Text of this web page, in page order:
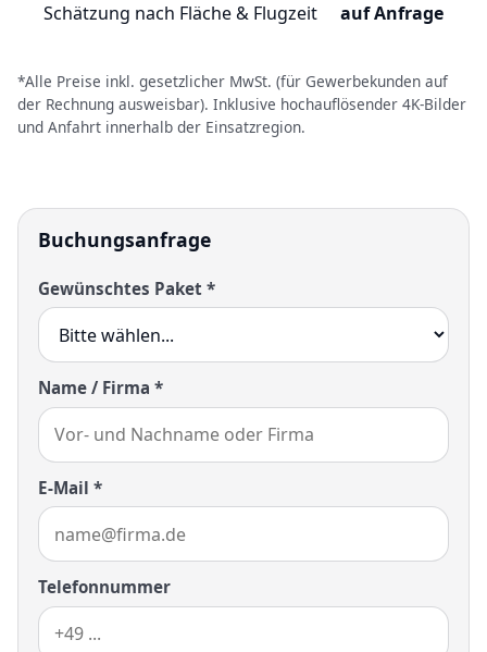
Schätzung nach Fläche & Flugzeit auf Anfrage
*Alle Preise inkl. gesetzlicher MwSt. (für Gewerbekunden auf
der Rechnung ausweisbar). Inklusive hochauflösender 4K-Bilder
und Anfahrt innerhalb der Einsatzregion.
Buchungsanfrage
Gewünschtes Paket *
Name / Firma *
E-Mail *
Telefonnummer